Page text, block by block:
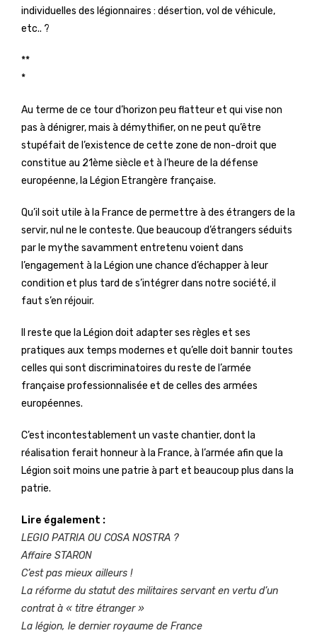
individuelles des légionnaires : désertion, vol de véhicule,
etc.. ?
**
*
Au terme de ce tour d’horizon peu flatteur et qui vise non
pas à dénigrer, mais à démythifier, on ne peut qu’être
stupéfait de l’existence de cette zone de non-droit que
constitue au 21ème siècle et à l’heure de la défense
européenne, la Légion Etrangère française.
Qu’il soit utile à la France de permettre à des étrangers de la
servir, nul ne le conteste. Que beaucoup d’étrangers séduits
par le mythe savamment entretenu voient dans
l’engagement à la Légion une chance d’échapper à leur
condition et plus tard de s’intégrer dans notre société, il
faut s’en réjouir.
Il reste que la Légion doit adapter ses règles et ses
pratiques aux temps modernes et qu’elle doit bannir toutes
celles qui sont discriminatoires du reste de l’armée
française professionnalisée et de celles des armées
européennes.
C’est incontestablement un vaste chantier, dont la
réalisation ferait honneur à la France, à l’armée afin que la
Légion soit moins une patrie à part et beaucoup plus dans la
patrie.
Lire également :
LEGIO PATRIA OU COSA NOSTRA ?
Affaire STARON
C’est pas mieux ailleurs !
La réforme du statut des militaires servant en vertu d’un
contrat à « titre étranger »
La légion, le dernier royaume de France